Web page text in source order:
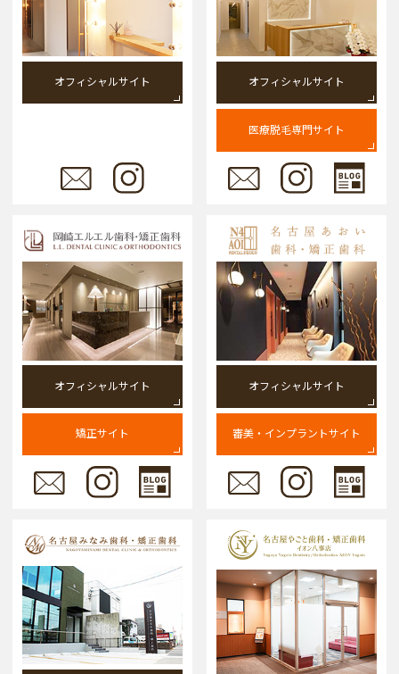
オフィシャルサイト オフィシャルサイト
医療脱毛専門サイト
オフィシャルサイト
矯正サイト
オフィシャルサイト
審美・インプラントサイト